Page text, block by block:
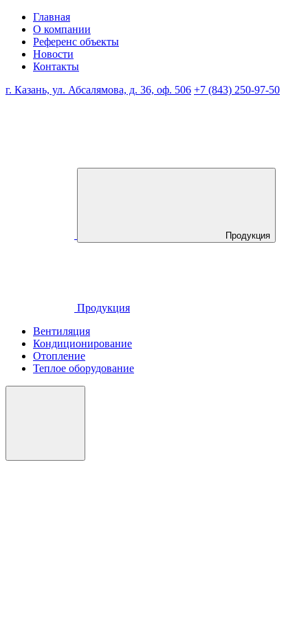
Главная
О компании
Референс объекты
Новости
Контакты
г. Казань, ул. Абсалямова, д. 36, оф. 506 +7 (843) 250-97-50
Продукция
Продукция
Вентиляция
Кондиционирование
Отопление
Теплое оборудование